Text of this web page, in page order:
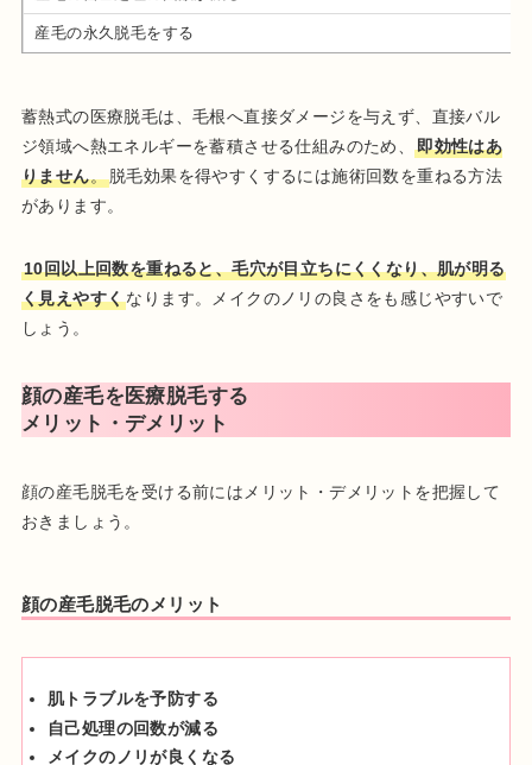
産毛の永久脱毛をする
蓄熱式の医療脱毛は、毛根へ直接ダメージを与えず、直接バル
ジ領域へ熱エネルギーを蓄積させる仕組みのため、即効性はあ
りません。脱毛効果を得やすくするには施術回数を重ねる方法
があります。
10回以上回数を重ねると、毛穴が目立ちにくくなり、肌が明る
く見えやすくなります。メイクのノリの良さをも感じやすいで
しょう。
顔の産毛を医療脱毛する
メリット・デメリット
顔の産毛脱毛を受ける前にはメリット・デメリットを把握して
おきましょう。
顔の産毛脱毛のメリット
肌トラブルを予防する
自己処理の回数が減る
メイクのノリが良くなる